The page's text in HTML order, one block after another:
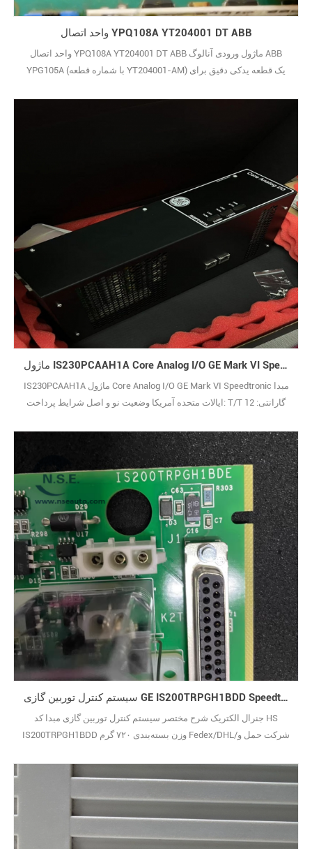
واحد اتصال YPQ108A YT204001 DT ABB
واحد اتصال YPQ108A YT204001 DT ABB ماژول ورودی آنالوگ ABB
YPG105A (با شماره قطعه YT204001-AM) یک قطعه یدکی دقیق برای
ماژول IS230PCAAH1A Core Analog I/O GE Mark VI Speedtronic
IS230PCAAH1A ماژول Core Analog I/O GE Mark VI Speedtronic مبدا
ایالات متحده آمریکا وضعیت نو و اصل شرایط پرداخت: T/T گارانتی: 12
سیستم کنترل توربین گازی GE IS200TRPGH1BDD Speedtronic Mark VI
جنرال الکتریک شرح مختصر سیستم کنترل توربین گازی مبدا کد HS
IS200TRPGH1BDD وزن بسته‌بندی ۷۲۰ گرم Fedex/DHL/شرکت حمل و